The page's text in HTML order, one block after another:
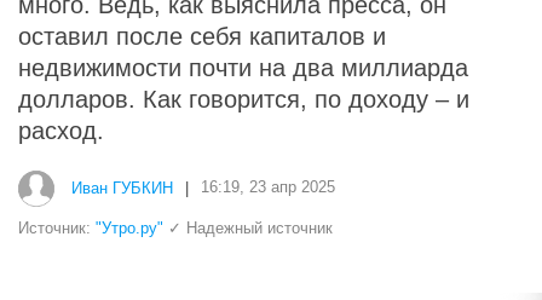
оставил после себя капиталов и
недвижимости почти на два миллиарда
долларов. Как говорится, по доходу – и
расход.
Иван ГУБКИН | 16:19, 23 апр 2025
Источник: "Утро.ру" ✓ Надежный источник